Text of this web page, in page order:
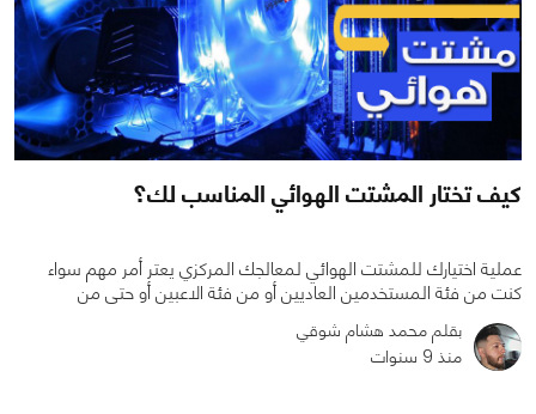
كيف تختار المشتت الهوائي المناسب لك؟
عملية اختيارك للمشتت الهوائي لمعالجك المركزي يعتر أمر مهم سواء
كنت من فئة المستخدمين العاديين أو من فئة الاعبين أو حتى من
بقلم محمد هشام شوقي
منذ 9 سنوات